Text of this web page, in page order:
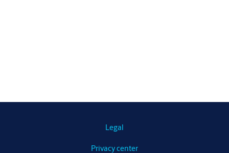
Legal
Privacy center